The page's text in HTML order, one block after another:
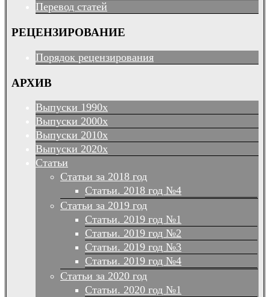
Перевод статей
РЕЦЕНЗИРОВАНИЕ
Порядок рецензирования
АРХИВ
Выпуски 1990х
Выпуски 2000х
Выпуски 2010х
Выпуски 2020х
Статьи
Статьи за 2018 год
Статьи. 2018 год №4
Статьи за 2019 год
Статьи. 2019 год №1
Статьи. 2019 год №2
Статьи. 2019 год №3
Статьи. 2019 год №4
Статьи за 2020 год
Статьи. 2020 год №1